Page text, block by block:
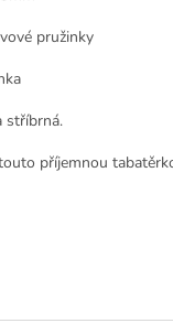
pružinky
stříbrná.
příjemnou